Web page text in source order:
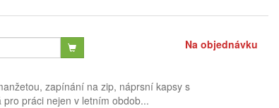
Na objednávku
zapínání na zip, náprsní kapsy s
práci nejen v letním obdob...